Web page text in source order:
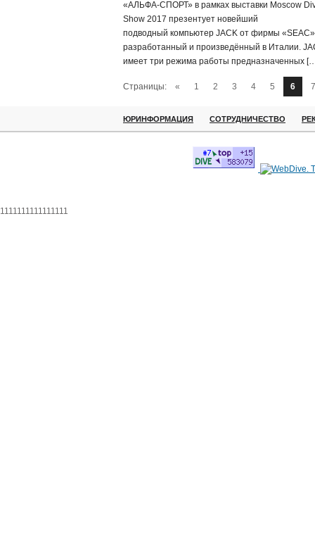
«АЛЬФА-СПОРТ» в рамках выставки Moscow
Show 2017 презентует новейший
подводный компьютер JACK от фирмы «SEAC»
разработанный и произведённый в Италии.
имеет три режима работы предназначенных
Страницы: « 1 2 3 4 5 6 7
ЮРИНФОРМАЦИЯ СОТРУДНИЧЕСТВО
1111111111111111